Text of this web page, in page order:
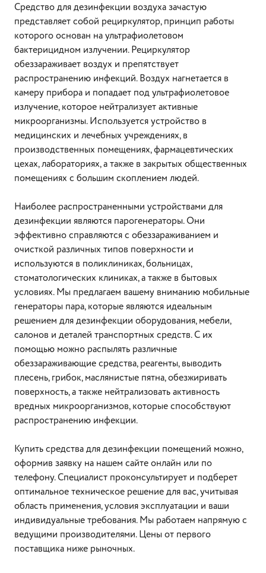
Средство для дезинфекции воздуха зачастую
представляет собой рециркулятор, принцип работы
которого основан на ультрафиолетовом
бактерицидном излучении. Рециркулятор
обеззараживает воздух и препятствует
распространению инфекций. Воздух нагнетается в
камеру прибора и попадает под ультрафиолетовое
излучение, которое нейтрализует активные
микроорганизмы. Используется устройство в
медицинских и лечебных учреждениях, в
производственных помещениях, фармацевтических
цехах, лабораториях, а также в закрытых общественных
помещениях с большим скоплением людей.
Наиболее распространенными устройствами для
дезинфекции являются парогенераторы. Они
эффективно справляются с обеззараживанием и
очисткой различных типов поверхности и
используются в поликлиниках, больницах,
стоматологических клиниках, а также в бытовых
условиях. Мы предлагаем вашему вниманию мобильные
генераторы пара, которые являются идеальным
решением для дезинфекции оборудования, мебели,
салонов и деталей транспортных средств. С их
помощью можно распылять различные
обеззараживающие средства, реагенты, выводить
плесень, грибок, маслянистые пятна, обезжиривать
поверхность, а также нейтрализовать активность
вредных микроорганизмов, которые способствуют
распространению инфекции.
Купить средства для дезинфекции помещений можно,
оформив заявку на нашем сайте онлайн или по
телефону. Специалист проконсультирует и подберет
оптимальное техническое решение для вас, учитывая
область применения, условия эксплуатации и ваши
индивидуальные требования. Мы работаем напрямую с
ведущими производителями. Цены от первого
поставщика ниже рыночных.